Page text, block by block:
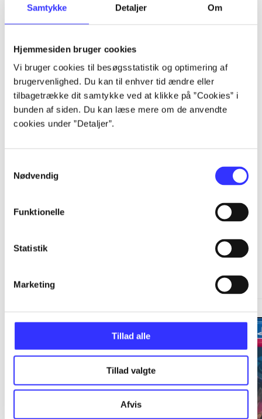
Samtykke Detaljer Om
Hjemmesiden bruger cookies
Vi bruger cookies til besøgsstatistik og optimering af
brugervenlighed. Du kan til enhver tid ændre eller
tilbagetrække dit samtykke ved at klikke på ”Cookies” i
bunden af siden. Du kan læse mere om de anvendte
cookies under ”Detaljer”.
Nødvendig
Funktionelle
Statistik
Marketing
Tillad alle
Tillad valgte
Afvis
...
...
...
Playstation hits